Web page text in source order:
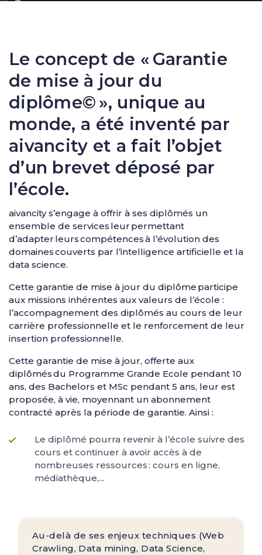
Le concept de « Garantie
de mise à jour du
diplôme© », unique au
monde, a été inventé par
aivancity et a fait l’objet
d’un brevet déposé par
l’école.
aivancity s’engage à offrir à ses diplômés un
ensemble de services leur permettant
d’adapter leurs compétences à l’évolution des
domaines couverts par l’intelligence artificielle et la
data science.
Cette garantie de mise à jour du diplôme participe
aux missions inhérentes aux valeurs de l’école :
l’accompagnement des diplômés au cours de leur
carrière professionnelle et le renforcement de leur
insertion professionnelle.
Cette garantie de mise à jour, offerte aux
diplômés du Programme Grande Ecole pendant 10
ans, des Bachelors et MSc pendant 5 ans, leur est
proposée, à vie, moyennant un abonnement
contracté après la période de garantie. Ainsi :
Le diplômé pourra revenir à l’école suivre des
cours et continuer à avoir accès à de
nombreuses ressources : cours en ligne,
médiathèque,...
Au-delà de ses enjeux techniques (Web
Crawling, Data mining, Data Science,